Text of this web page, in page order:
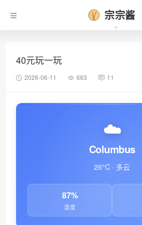
宗宗酱
40元玩一玩
2026-06-11 663 11
☁️
Columbus
26°C · 多云
87%
湿度